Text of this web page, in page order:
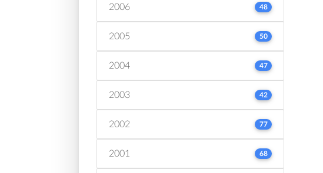
2006 48
2005 50
2004 47
2003 42
2002 77
2001 68